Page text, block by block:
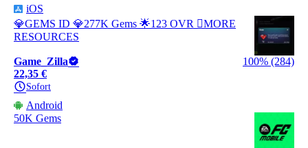
iOS
💎GEMS ID 💎277K Gems 🌟123 OVR 🪎MORE
RESOURCES
Game_Zilla
100% (284)
22,35 €
Sofort
Android
50K Gems